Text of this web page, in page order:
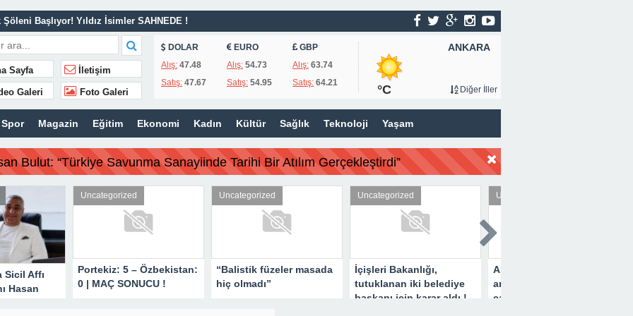
Şöleni Başlıyor! Yıldız İsimler SAHNEDE !
Refahı İçin Sahadaki Yerini Aldı.
AVŞAR’DAN GÜNDEME DAİR AÇIKLAMA!
SONUCU !
belediye başkanı için karar aldı !
yapmaya çalışıyoruz!
Savunma Sanayiinde Tarihi Bir Atılım Gerçekleştirdi”
Sayfa İletişim
Galeri Foto Galeri
DOLAR
Alış: 47.48
Satış: 47.67
EURO
Alış:54.73
Satış:54.95
GBP
Alış:63.74
Satış:64.21
ANKARA
°C Diğer İller
Spor Magazin Eğitim Ekonomi Kadın Kültür Sağlık Teknoloji Yaşam
Bulut: “Türkiye Savunma Sanayiinde Tarihi Bir Atılım Gerçekleştirdi”
5 – Özbekistan:
| MAÇ SONUCU !
Uncategorized
“Balistik füzeler masada
hiç olmadı”
Uncategorized
İçişleri Bakanlığı,
tutuklanan iki belediye
başkanı için karar aldı !
Uncategorized
ABD Başkanı: Adil bir
anlaşma yapmaya
çalışıyoruz!